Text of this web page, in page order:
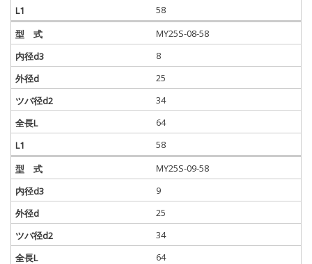
58
MY25S-08-58
8
25
34
64
58
MY25S-09-58
9
25
34
64